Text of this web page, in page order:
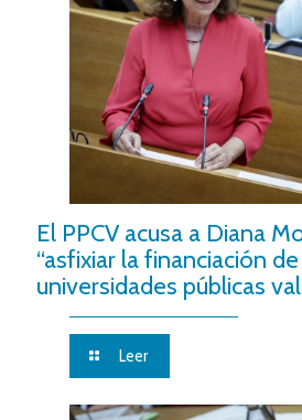
El PPCV acusa a Diana
“asfixiar la financiación
universidades públicas
Leer